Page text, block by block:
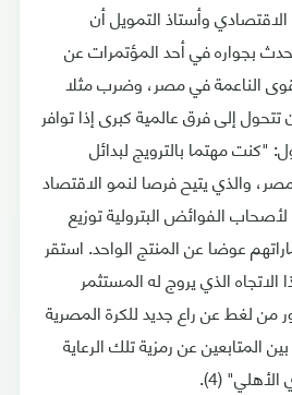
وأستاذ التمويل أن
بجواره في أحد المؤتمرات عن
الناعمة في مصر، وضرب مثلا
إلى فرق عالمية كبرى إذا توافر
"كنت مهتما بالترويج لبدائل
والذي يتيح فرصا لنمو الاقتصاد
الفوائض البترولية توزيع
عوضا عن المنتج الواحد. استقر
الذي يروج له المستثمر
من لغط عن راع جديد للكرة المصرية
المتابعين عن رمزية تلك الرعاية
الأهلي" (4).